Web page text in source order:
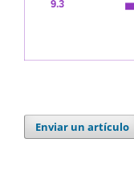
Enviar un artículo